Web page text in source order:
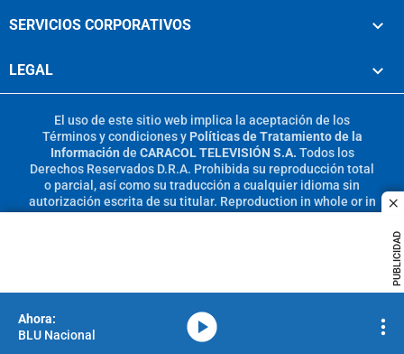
PUBLICIDAD
SERVICIOS CORPORATIVOS
LEGAL
El uso de este sitio web implica la aceptación de los
Términos y condicionesy Políticas de Tratamiento de la
Información de CARACOL TELEVISIÓN S.A. Todos los
Derechos Reservados D.R.A. Prohibida su reproducción total
o parcial, así como su traducción a cualquier idioma sin
autorización escrita de su titular. Reproduction in whole or in
BLU Nacional